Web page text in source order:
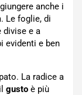
anche i
Le foglie, di
divise e a
evidenti e ben
La radice a
gusto è più